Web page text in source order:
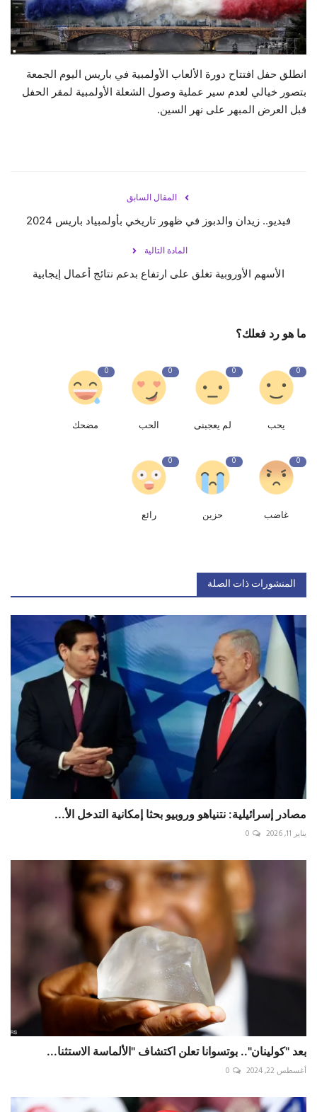
حياة
انطلق حفل افتتاح دورة الألعاب الأولمبية في باريس اليوم الجمعة
بتصور خيالي لعدم سير عملية وصول الشعلة الأولمبية لمقر الحفل
قبل العرض المبهر على نهر السين.
المقال السابق
فيديو.. زيدان والدبوز في ظهور تاريخي بأولمبياد باريس 2024
المادة التالية
الأسهم الأوروبية تغلق على ارتفاع بدعم نتائج أعمال إيجابية
ما هو رد فعلك؟
0
يحب
0
لم يعجبنى
0
الحب
0
مضحك
0
غاضب
0
حزين
0
رائع
المنشورات ذات الصلة
مصادر إسرائيلية: نتنياهو وروبيو بحثا إمكانية التدخل الأ...
يناير 11, 2026 0
بعد "كولينان".. بوتسوانا تعلن اكتشاف "الألماسة الاستثنا...
أغسطس 22, 2024 0